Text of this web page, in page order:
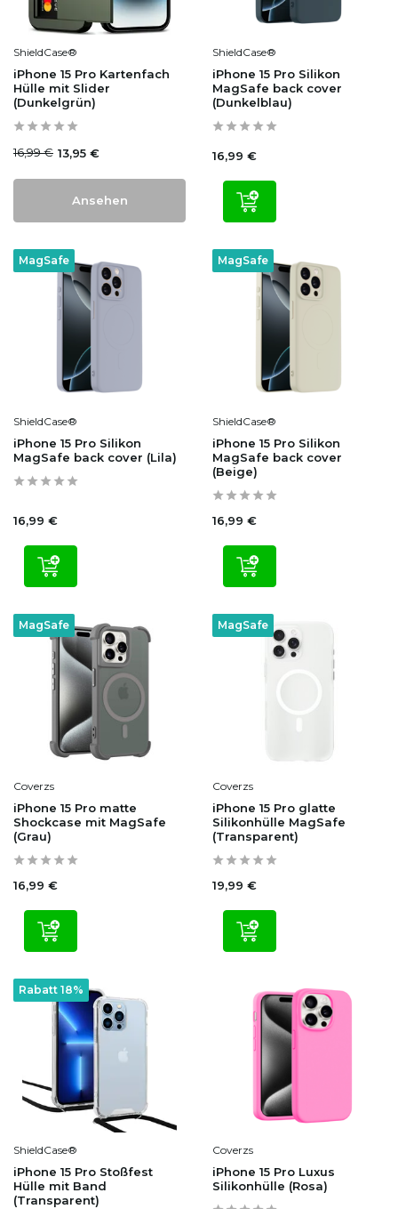
ShieldCase®
iPhone 15 Pro Kartenfach
Hülle mit Slider
(Dunkelgrün)
16,99 € 13,95 €
Ansehen
ShieldCase®
iPhone 15 Pro Silikon
MagSafe back cover
(Dunkelblau)
16,99 €
MagSafe
ShieldCase®
iPhone 15 Pro Silikon
MagSafe back cover (Lila)
16,99 €
MagSafe
ShieldCase®
iPhone 15 Pro Silikon
MagSafe back cover
(Beige)
16,99 €
MagSafe
Coverzs
iPhone 15 Pro matte
Shockcase mit MagSafe
(Grau)
16,99 €
MagSafe
Coverzs
iPhone 15 Pro glatte
Silikonhülle MagSafe
(Transparent)
19,99 €
Rabatt 18%
ShieldCase®
iPhone 15 Pro Stoßfest
Hülle mit Band
(Transparent)
Coverzs
iPhone 15 Pro Luxus
Silikonhülle (Rosa)